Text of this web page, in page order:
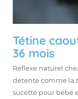
Tétine
36 mois
Réflexe naturel
détente comme la
sucette pour bébé